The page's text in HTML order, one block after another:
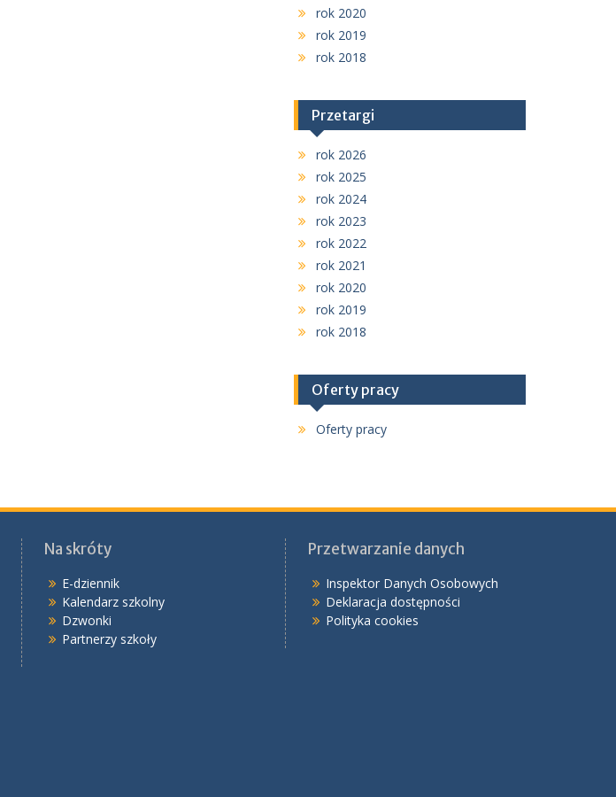
rok 2020
rok 2019
rok 2018
Przetargi
rok 2026
rok 2025
rok 2024
rok 2023
rok 2022
rok 2021
rok 2020
rok 2019
rok 2018
Oferty pracy
Oferty pracy
Na skróty
E-dziennik
Kalendarz szkolny
Dzwonki
Partnerzy szkoły
Przetwarzanie danych
Inspektor Danych Osobowych
Deklaracja dostępności
Polityka cookies